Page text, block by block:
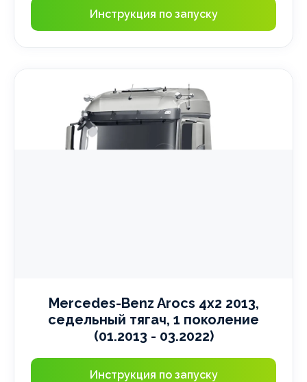
Инструкция по запуску
Mercedes-Benz Arocs 4x2 2013,
седельный тягач, 1 поколение
(01.2013 - 03.2022)
Инструкция по запуску